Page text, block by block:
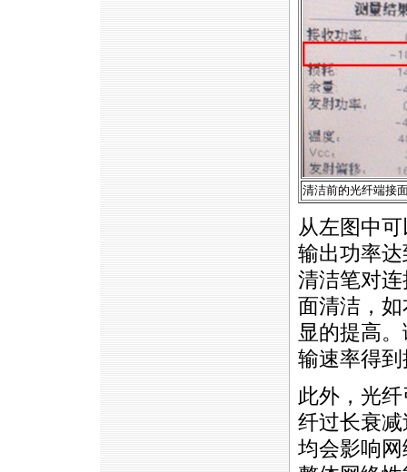
清洁前的光纤端接
从左图中
输出功率
清洁笔对
面清洁，
显的提高
输速率得
此外，光
纤过长衰
均会影响